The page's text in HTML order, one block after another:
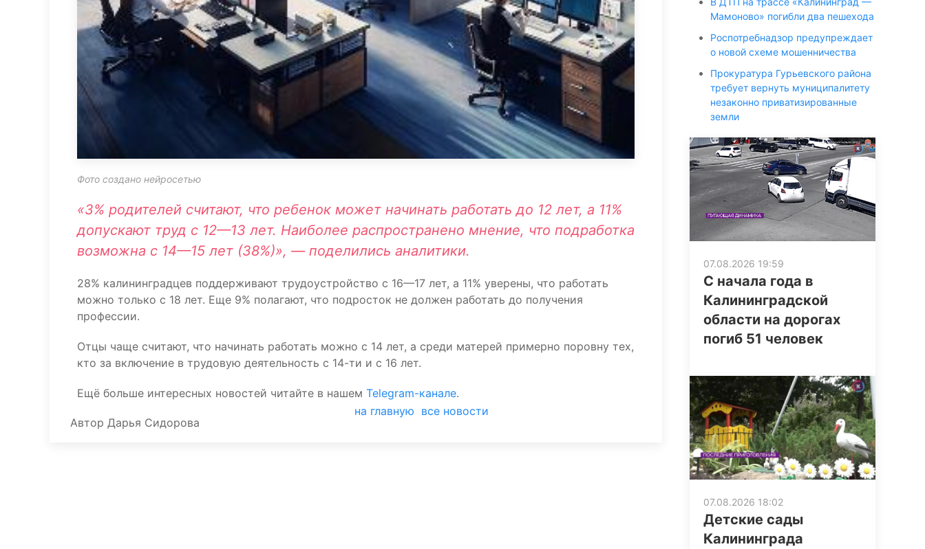
Фото создано нейросетью
«3% родителей считают, что ребенок может начинать работать до 12 лет, а 11%
допускают труд с 12—13 лет. Наиболее распространено мнение, что подработка
возможна с 14—15 лет (38%)», — поделились аналитики.
28% калининградцев поддерживают трудоустройство с 16—17 лет, а 11% уверены, что работать
можно только с 18 лет. Еще 9% полагают, что подросток не должен работать до получения
профессии.
Отцы чаще считают, что начинать работать можно с 14 лет, а среди матерей примерно поровну тех,
кто за включение в трудовую деятельность с 14-ти и с 16 лет.
Ещё больше интересных новостей читайте в нашем Telegram-канале.
Автор Дарья Сидорова
на главную все новости
Мамоново» погибли два пешехода
Роспотребнадзор предупреждает
о новой схеме мошенничества
Прокуратура Гурьевского района
требует вернуть муниципалитету
незаконно приватизированные
земли
07.08.2026 19:59
С начала года в
Калининградской
области на дорогах
погиб 51 человек
07.08.2026 18:02
Детские сады
Калининграда